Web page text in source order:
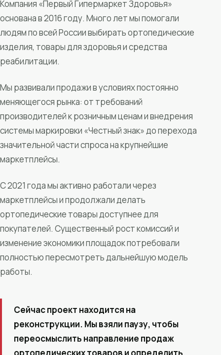
Компания «Первый Гипермаркет Здоровья»
основана в 2016 году. Много лет мы помогали
людям по всей России выбирать ортопедические
изделия, товары для здоровья и средства
реабилитации.
Мы развивали продажи в условиях постоянно
меняющегося рынка: от требований
производителей к розничным ценам и внедрения
системы маркировки «Честный знак» до перехода
значительной части спроса на крупнейшие
маркетплейсы.
С 2021 года мы активно работали через
маркетплейсы и продолжали делать
ортопедические товары доступнее для
покупателей. Существенный рост комиссий и
изменение экономики площадок потребовали
полностью пересмотреть дальнейшую модель
работы.
Сейчас проект находится на
реконструкции. Мы взяли паузу, чтобы
переосмыслить направление продаж